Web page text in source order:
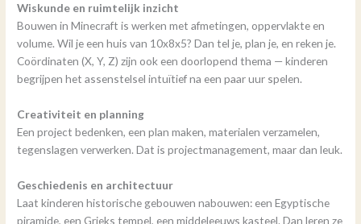
Wiskunde en ruimtelijk inzicht
Bouwen in Minecraft is werken met afmetingen, oppervlakte en
volume. Wil je een huis van 10x8x5? Dan tel je, plan je, en reken je.
Coördinaten (X, Y, Z) zijn ook een doorlopend thema — kinderen
begrijpen het assenstelsel intuïtief na een paar uur spelen.
Creativiteit en planning
Een project bedenken, een plan maken, materialen verzamelen,
tegenslagen verwerken. Dat is projectmanagement, maar dan leuk.
Geschiedenis en architectuur
Laat kinderen historische gebouwen nabouwen: een Egyptische
piramide, een Grieks tempel, een middeleeuws kasteel. Dan leren ze